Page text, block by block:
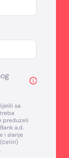
sa
preduzeli
a.d.
i slanje